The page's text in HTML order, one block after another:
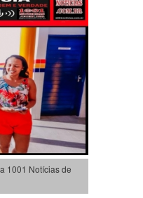
1001 Notícias de